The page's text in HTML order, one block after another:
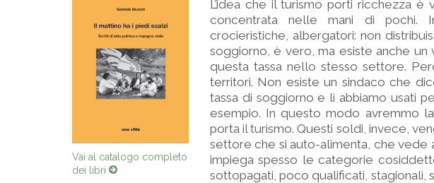
Vai al catalogo completo
dei libri
L’idea che il turismo porti ricchezza
concentrata nelle mani di pochi.
crocieristiche, albergatori: non
soggiorno, è vero, ma esiste anche
questa tassa nello stesso settore.
territori. Non esiste un sindaco che
tassa di soggiorno e li abbiamo usati
esempio. In questo modo avremmo
porta il turismo. Questi soldi, invece,
settore che si auto-alimenta, che vede
impiega spesso le categorie
sottopagati, poco qualificati, stagionali,